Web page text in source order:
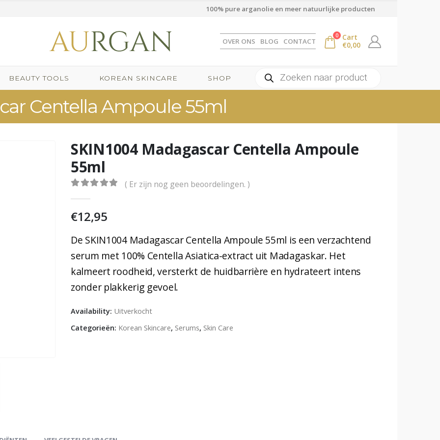
100% pure arganolie en meer natuurlijke producten
OVER ONS BLOG CONTACT
0
Cart
€0,00
BEAUTY TOOLS KOREAN SKINCARE SHOP
Producten
zoeken
Centella Ampoule 55ml
SKIN1004 Madagascar Centella Ampoule
55ml
( Er zijn nog geen beoordelingen. )
€12,95
De SKIN1004 Madagascar Centella Ampoule 55ml is een verzachtend
serum met 100% Centella Asiatica-extract uit Madagaskar. Het
kalmeert roodheid, versterkt de huidbarrière en hydrateert intens
zonder plakkerig gevoel.
Availability: Uitverkocht
Categorieën: Korean Skincare, Serums, Skin Care